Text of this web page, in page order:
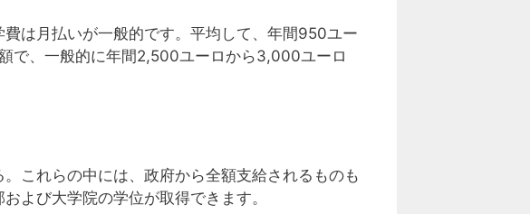
は月払いが一般的です。平均して、年間950ユー
で、一般的に年間2,500ユーロから3,000ユーロ
これらの中には、政府から全額支給されるものも
よび大学院の学位が取得できます。